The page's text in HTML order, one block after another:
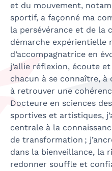
et du mouvement,
sportif, a façonné ma
la persévérance et de la
démarche expérientielle
d’accompagnatrice en
j’allie réflexion, écoute
chacun à se connaître,
à retrouver une
Docteure en sciences de
sportives et artistiques,
centrale à la
de transformation ;
dans la bienveillance, la
redonner souffle et